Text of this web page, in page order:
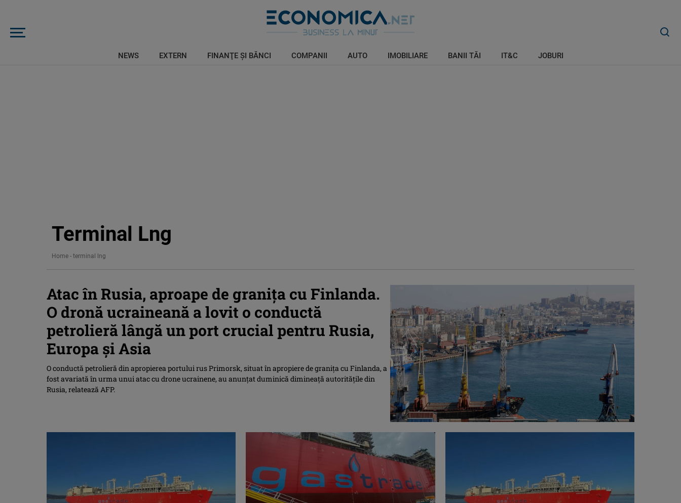
NEWS EXTERN FINANŢE ŞI BĂNCI COMPANII AUTO IMOBILIARE BANII TĂI IT&C JOBURI
Terminal Lng
Home - terminal lng
Atac în Rusia, aproape de graniţa cu Finlanda.
O dronă ucraineană a lovit o conductă
petrolieră lângă un port crucial pentru Rusia,
Europa şi Asia
O conductă petrolieră din apropierea portului rus Primorsk, situat în apropiere de graniţa cu Finlanda, a
fost avariată în urma unui atac cu drone ucrainene, au anunţat duminică dimineaţă autorităţile din
Rusia, relatează AFP.